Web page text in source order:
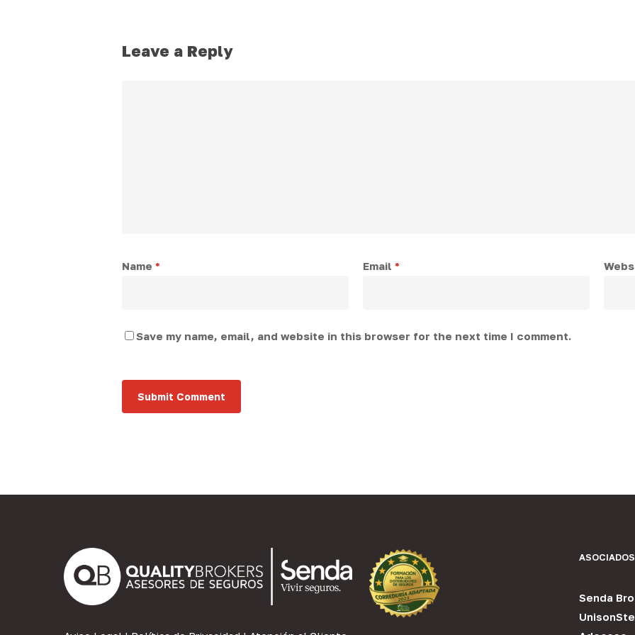
Leave a Reply
Name * Email *
Save my name, email, and website in this browser for the next time I comment.
Senda